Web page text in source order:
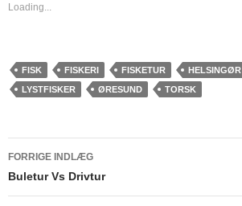
Loading...
FISK FISKERI FISKETUR HELSINGØR
LYSTFISKER
ØRESUND TORSK
Indlægsnavigation
FORRIGE INDLÆG
Buletur Vs Drivtur